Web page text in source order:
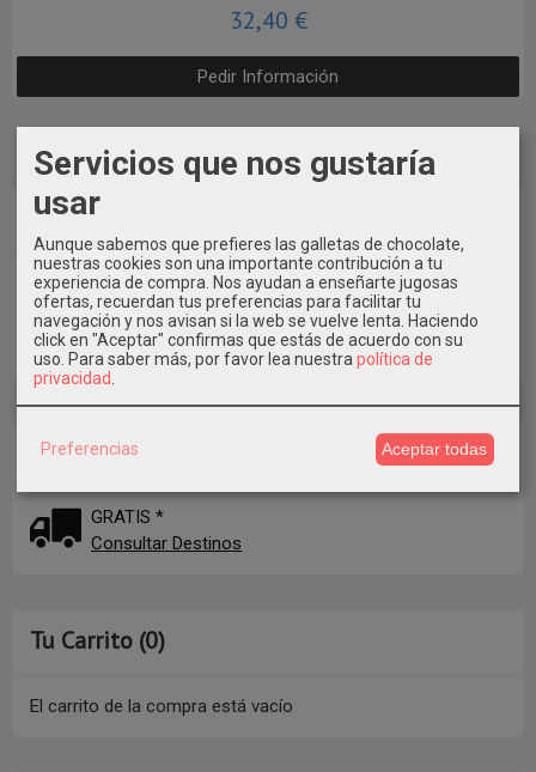
Marcas
Costes de Envío
GRATIS *
Consultar Destinos
Tu Carrito (0)
El carrito de la compra está vacío
32,40 €
Pedir Información
Servicios que nos gustaría
usar
Aunque sabemos que prefieres las galletas de chocolate,
nuestras cookies son una importante contribución a tu
experiencia de compra. Nos ayudan a enseñarte jugosas
ofertas, recuerdan tus preferencias para facilitar tu
navegación y nos avisan si la web se vuelve lenta. Haciendo
click en "Aceptar" confirmas que estás de acuerdo con su
uso. Para saber más, por favor lea nuestra política de
privacidad
Preferencias Aceptar todas